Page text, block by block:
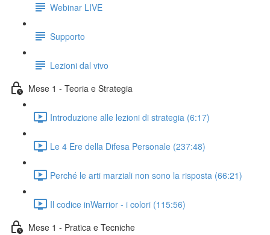
Webinar LIVE
Supporto
Lezioni dal vivo
Mese 1 - Teoria e Strategia
Introduzione alle lezioni di strategia (6:17)
Le 4 Ere della Difesa Personale (237:48)
Perché le arti marziali non sono la risposta (66:21)
Il codice inWarrior - i colori (115:56)
Mese 1 - Pratica e Tecniche